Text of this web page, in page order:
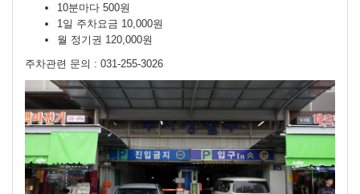
10분마다 500원
1일 주차요금 10,000원
월 정기권 120,000원
주차관련 문의 : 031-255-3026